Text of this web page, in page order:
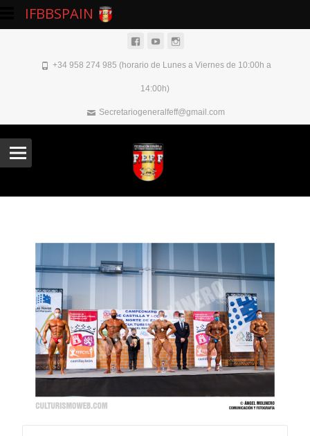
+34 958 274 985 (horario de Lunes a Viernes de 10:00h a
14:00h)
Secretariogeneralfeff@gmail.com
IFBBSPAIN